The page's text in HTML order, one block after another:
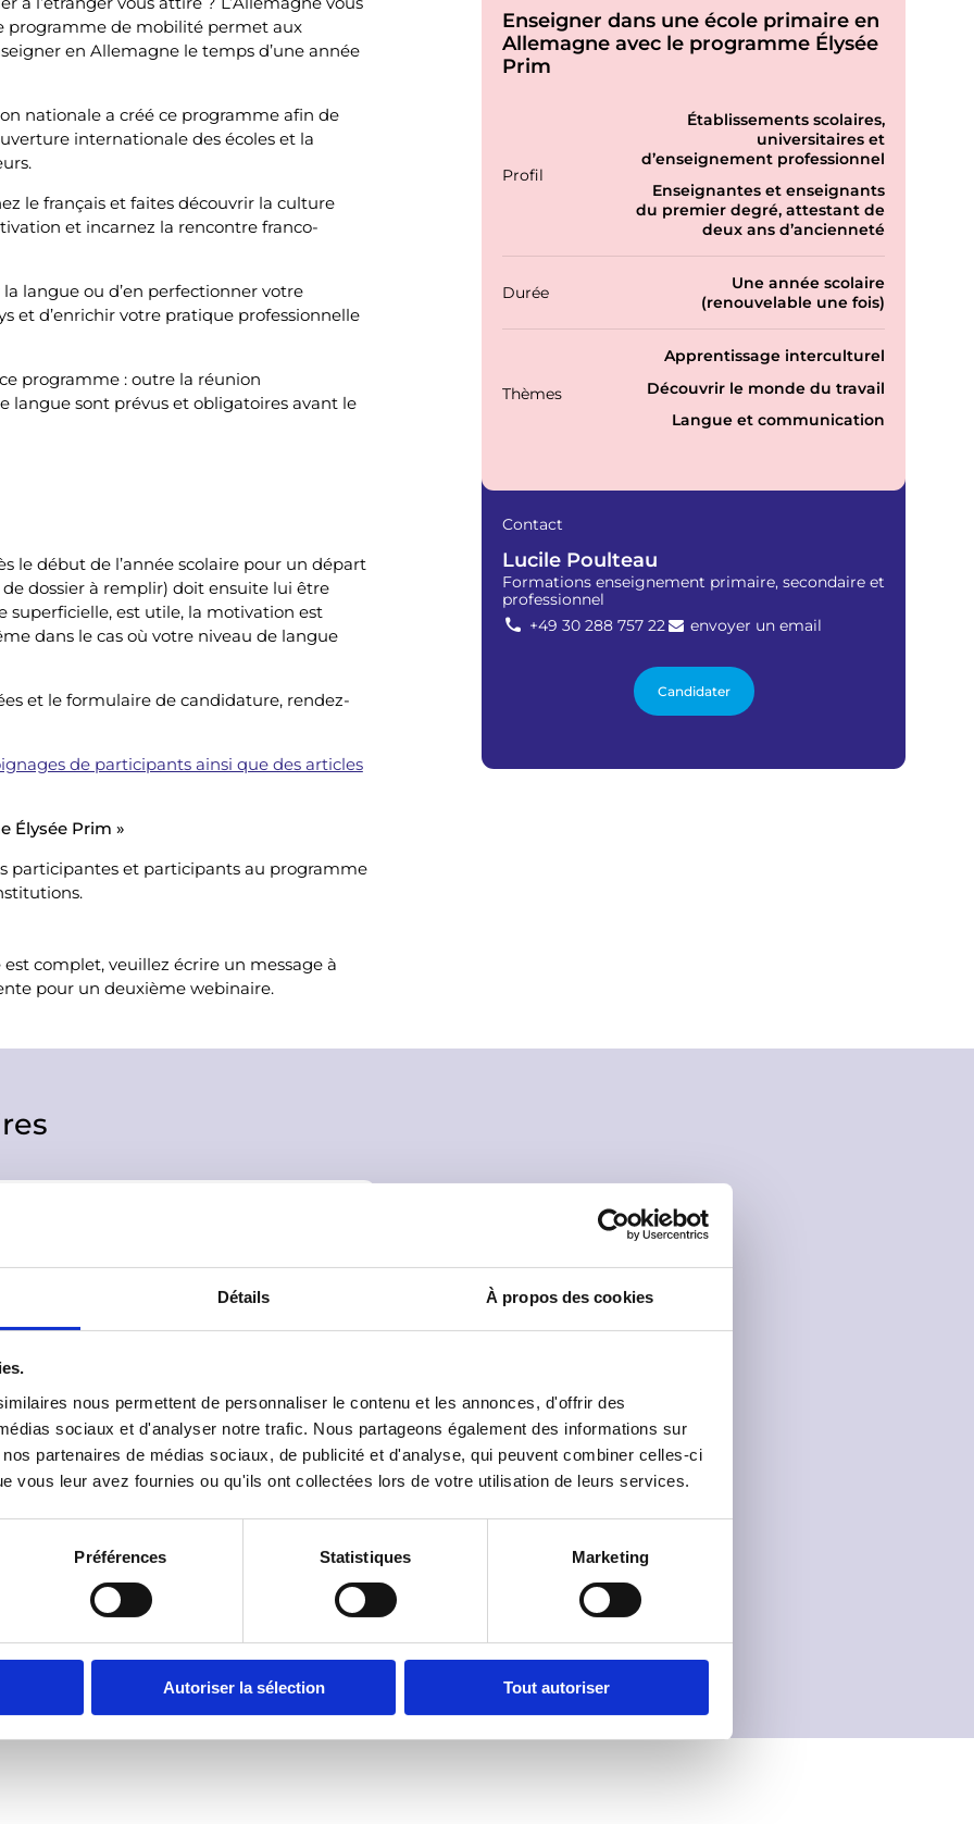
Détails À propos des cookies
nous permettent de personnaliser le contenu et les annonces, d'offrir des
sociaux et d'analyser notre trafic. Nous partageons également des informations sur
partenaires de médias sociaux, de publicité et d'analyse, qui peuvent combiner celles-ci
vous leur avez fournies ou qu'ils ont collectées lors de votre utilisation de leurs services.
Préférences Statistiques Marketing
Autoriser la sélection Tout autoriser
programme de mobilité permet aux
en Allemagne le temps d’une année
nationale a créé ce programme afin de
internationale des écoles et la
le français et faites découvrir la culture
et incarnez la rencontre franco-
langue ou d’en perfectionner votre
et d’enrichir votre pratique professionnelle
programme : outre la réunion
langue sont prévus et obligatoires avant le
le début de l’année scolaire pour un départ
dossier à remplir) doit ensuite lui être
superficielle, est utile, la motivation est
dans le cas où votre niveau de langue
et le formulaire de candidature, rendez-
de participants ainsi que des articles
Élysée Prim »
participantes et participants au programme
complet, veuillez écrire un message à
pour un deuxième webinaire.
Élysée Prim
de candidature
à l'étranger et le
du premier degré
Enseigner dans une école primaire en
Allemagne avec le programme Élysée
Prim
Profil
o
l
Établissements scolaires,
universitaires et
d’enseignement professionnel
Enseignantes et enseignants
du premier degré, attestant de
deux ans d’ancienneté
Durée
Une année scolaire
(renouvelable une fois)
Thèmes
é
q
s
Apprentissage interculturel
Découvrir le monde du travail
Langue et communication
Contact
Lucile Poulteau
Formations enseignement primaire, secondaire et
professionnel
+49 30 288 757 22
envoyer un email
Candidater